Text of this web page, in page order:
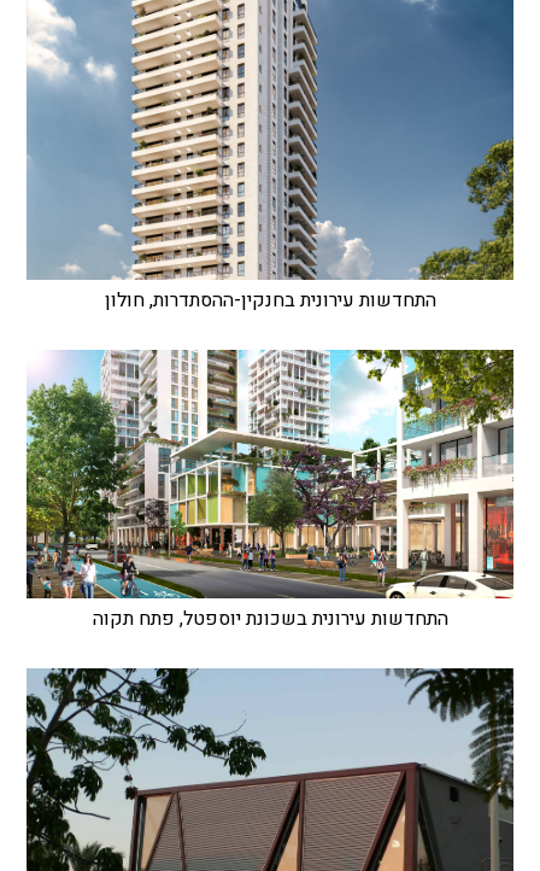
התחדשות עירונית בחנקין-ההסתדרות, חולון
התחדשות עירונית בשכונת יוספטל, פתח תקוה